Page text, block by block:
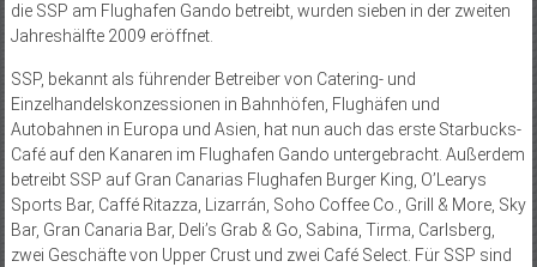
die SSP am Flughafen Gando betreibt, wurden sieben in der zweiten
Jahreshälfte 2009 eröffnet.
SSP, bekannt als führender Betreiber von Catering- und
Einzelhandelskonzessionen in Bahnhöfen, Flughäfen und
Autobahnen in Europa und Asien, hat nun auch das erste Starbucks-
Café auf den Kanaren im Flughafen Gando untergebracht. Außerdem
betreibt SSP auf Gran Canarias Flughafen Burger King, O’Learys
Sports Bar, Caffé Ritazza, Lizarrán, Soho Coffee Co., Grill & More, Sky
Bar, Gran Canaria Bar, Deli’s Grab & Go, Sabina, Tirma, Carlsberg,
zwei Geschäfte von Upper Crust und zwei Café Select. Für SSP sind